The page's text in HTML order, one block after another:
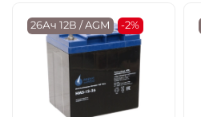
26Ач 12В / AGM -2%